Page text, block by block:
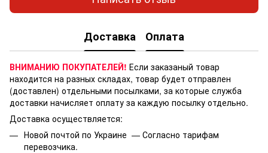
Доставка Оплата
ВНИМАНИЮ ПОКУПАТЕЛЕЙ! Если заказаный товар
находится на разных складах, товар будет отправлен
(доставлен) отдельными посылками, за которые служба
доставки начисляет оплату за каждую посылку отдельно.
Доставка осуществляется:
Новой почтой по Украине — Согласно тарифам
перевозчика.